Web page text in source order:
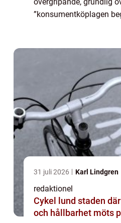
”konsumentköplagen
31 juli 2026 Karl Lindgren
redaktionel
Cykel lund staden där vardag, frihet
och hållbarhet möts